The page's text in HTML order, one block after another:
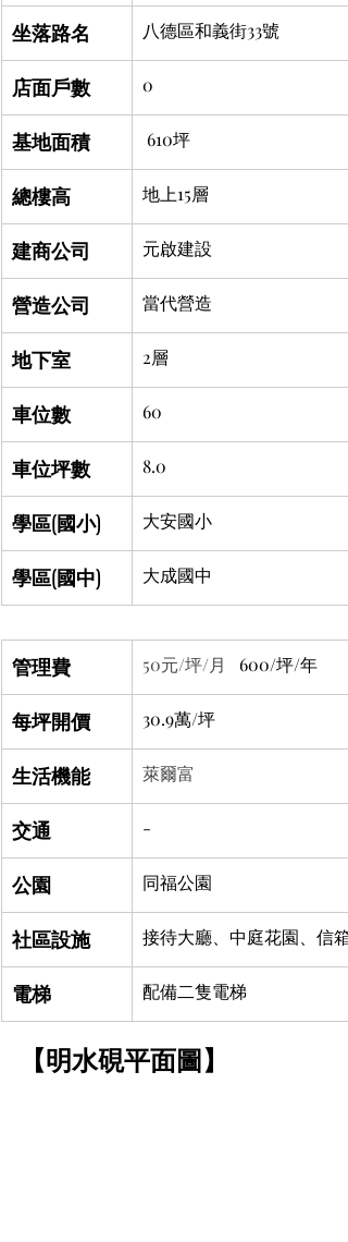
坐落路名 八德區和義街33號
店面戶數 0
基地面積 610坪
總樓高 地上15層
建商公司 元啟建設
營造公司 當代營造
地下室 2層
車位數 60
車位坪數 8.0
學區(國小) 大安國小
學區(國中) 大成國中
管理費 50元/坪/月 600/坪/年
每坪開價 30.9萬/坪
生活機能 萊爾富
交通 -
公園 同福公園
社區設施 接待大廳、中庭花園、信
電梯 配備二隻電梯
【明水硯平面圖】